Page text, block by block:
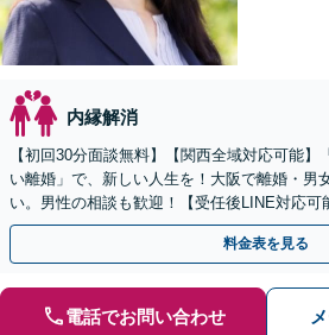
内縁解消
【初回30分面談無料】【関西全域対応可能】
い離婚」で、新しい人生を！大阪で離婚・男
い。男性の相談も歓迎！【受任後LINE対応可
方です。【女性弁護士】【豊中駅徒歩5分】
料金表を見る
電話でお問い合わせ